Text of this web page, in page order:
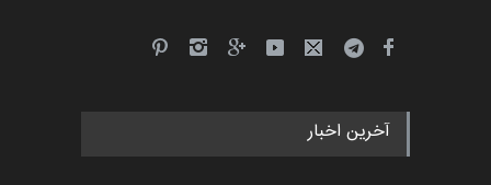
مهلت
پنجمین مسابقۀ بین‌المللی
آخرین اخبار